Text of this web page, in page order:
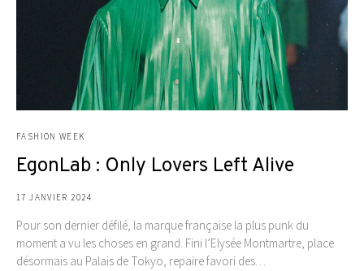
FASHION WEEK
EgonLab : Only Lovers Left Alive
17 JANVIER 2024
Pour son dernier défilé, la marque française la plus punk du
moment a vu les choses en grand. Fini l’Elysée Montmartre, place
désormais au Palais de Tokyo, repaire favori des…